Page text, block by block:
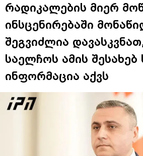
რადიკალების მიერ
ინსცენირებაში
შეგვიძლია
საელჩოს ამის
ინფორმაცია აქვს